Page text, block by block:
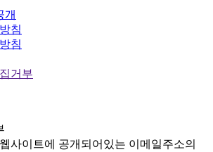
개
침
침
거부
사이트에 공개되어있는 이메일주소의